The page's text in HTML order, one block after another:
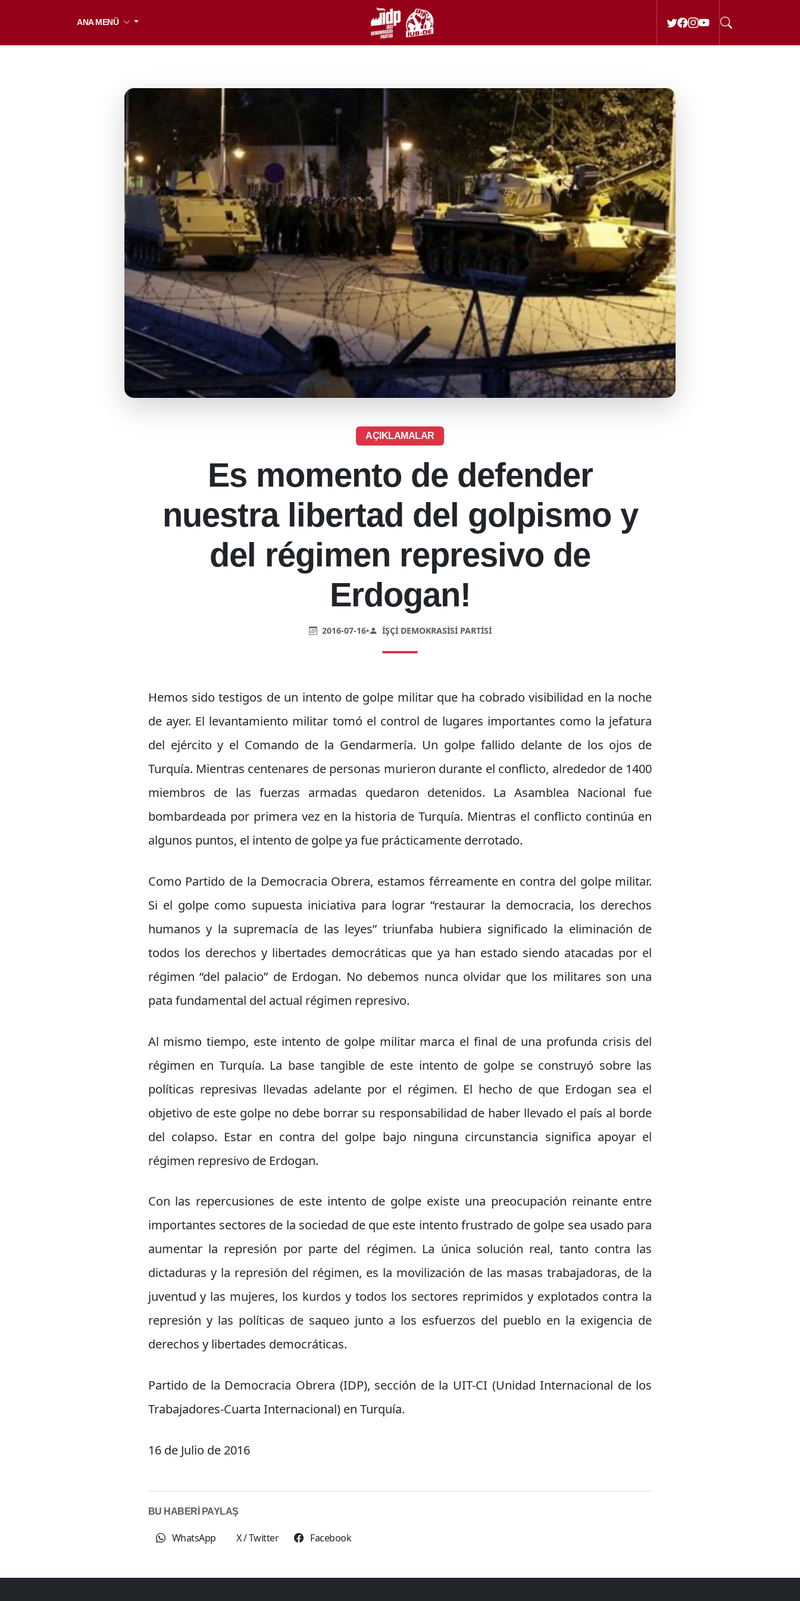
ANA MENÜ
AÇIKLAMALAR
Es momento de defender
nuestra libertad del golpismo y
del régimen represivo de
Erdogan!
2016-07-16• İŞÇI DEMOKRASISI PARTISI
Hemos sido testigos de un intento de golpe militar que ha cobrado visibilidad en la noche
de ayer. El levantamiento militar tomó el control de lugares importantes como la jefatura
del ejército y el Comando de la Gendarmería. Un golpe fallido delante de los ojos de
Turquía. Mientras centenares de personas murieron durante el conflicto, alrededor de 1400
miembros de las fuerzas armadas quedaron detenidos. La Asamblea Nacional fue
bombardeada por primera vez en la historia de Turquía. Mientras el conflicto continúa en
algunos puntos, el intento de golpe ya fue prácticamente derrotado.
Como Partido de la Democracia Obrera, estamos férreamente en contra del golpe militar.
Si el golpe como supuesta iniciativa para lograr “restaurar la democracia, los derechos
humanos y la supremacía de las leyes” triunfaba hubiera significado la eliminación de
todos los derechos y libertades democráticas que ya han estado siendo atacadas por el
régimen “del palacio” de Erdogan. No debemos nunca olvidar que los militares son una
pata fundamental del actual régimen represivo.
Al mismo tiempo, este intento de golpe militar marca el final de una profunda crisis del
régimen en Turquía. La base tangible de este intento de golpe se construyó sobre las
políticas represivas llevadas adelante por el régimen. El hecho de que Erdogan sea el
objetivo de este golpe no debe borrar su responsabilidad de haber llevado el país al borde
del colapso. Estar en contra del golpe bajo ninguna circunstancia significa apoyar el
régimen represivo de Erdogan.
Con las repercusiones de este intento de golpe existe una preocupación reinante entre
importantes sectores de la sociedad de que este intento frustrado de golpe sea usado para
aumentar la represión por parte del régimen. La única solución real, tanto contra las
dictaduras y la represión del régimen, es la movilización de las masas trabajadoras, de la
juventud y las mujeres, los kurdos y todos los sectores reprimidos y explotados contra la
represión y las políticas de saqueo junto a los esfuerzos del pueblo en la exigencia de
derechos y libertades democráticas.
Partido de la Democracia Obrera (IDP), sección de la UIT-CI (Unidad Internacional de los
Trabajadores-Cuarta Internacional) en Turquía.
16 de Julio de 2016
BU HABERİ PAYLAŞ
WhatsApp X / Twitter Facebook